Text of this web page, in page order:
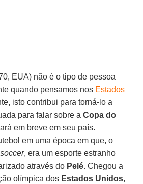
EUA) não é o tipo de pessoa
quando pensamos nos Estados
isto contribui para torná-lo a
para falar sobre aCopa do
em breve em seu país.
em uma época em que, o
soccer, era um esporte estranho
através do Pelé. Chegou a
olímpica dos Estados Unidos,